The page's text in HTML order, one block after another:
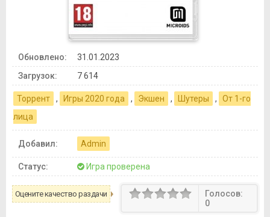
Обновлено:
31.01.2023
Загрузок:
7 614
Торрент , Игры 2020 года , Экшен , Шутеры ,
От 1-го
лица
Добавил: Admin
Статус: Игра проверена
Оцените качество раздачи
Голосов:
0